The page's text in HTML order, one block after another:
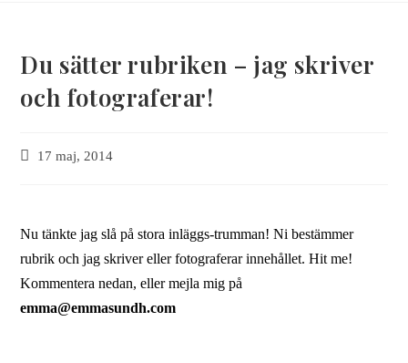
Du sätter rubriken – jag skriver
och fotograferar!
Inlägget
17 maj, 2014
Nu tänkte jag slå på stora inläggs-trumman! Ni bestämmer
rubrik och jag skriver eller fotograferar innehållet. Hit me!
Kommentera nedan, eller mejla mig på
emma@emmasundh.com